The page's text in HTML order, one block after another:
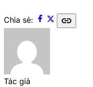
Chia sẻ: link
Tác giả